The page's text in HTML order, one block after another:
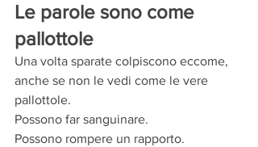
Le parole sono come
pallottole
Una volta sparate colpiscono eccome,
anche se non le vedi come le vere
pallottole.
Possono far sanguinare.
Possono rompere un rapporto.